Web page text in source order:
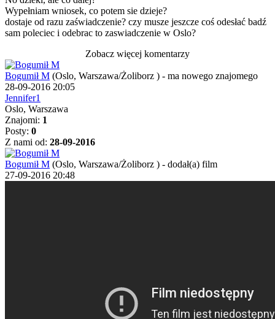
Wypełniam wniosek, co potem sie dzieje?
dostaje od razu zaświadczenie? czy musze jeszcze coś odesłać badź
sam poleciec i odebrac to zaswiadczenie w Oslo?
Zobacz więcej komentarzy
Bogumił M (Oslo, Warszawa/Żoliborz ) - ma nowego znajomego
28-09-2016 20:05
Jennifer1
Oslo, Warszawa
Znajomi: 1
Posty: 0
Z nami od: 28-09-2016
Bogumił M (Oslo, Warszawa/Żoliborz ) - dodał(a) film
27-09-2016 20:48